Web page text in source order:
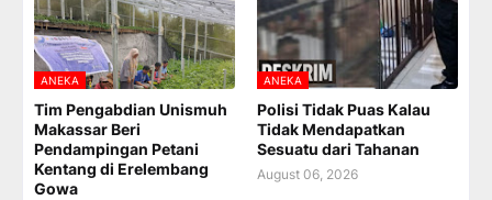
ANEKA
Tim Pengabdian Unismuh
Makassar Beri
Pendampingan Petani
Kentang di Erelembang
Gowa
ANEKA
Polisi Tidak Puas Kalau
Tidak Mendapatkan
Sesuatu dari Tahanan
August 06, 2026